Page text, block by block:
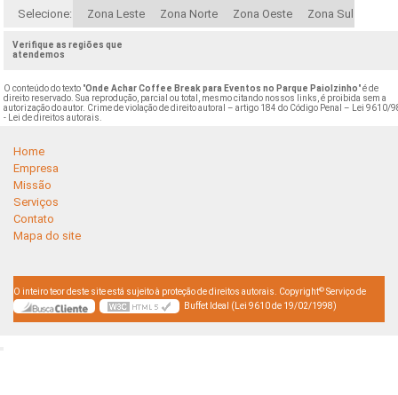
Selecione: Zona Leste Zona Norte Zona Oeste Zona Sul
Verifique as regiões que
atendemos
O conteúdo do texto "Onde Achar Coffee Break para Eventos no Parque Paiolzinho" é de
direito reservado. Sua reprodução, parcial ou total, mesmo citando nossos links, é proibida sem a
autorização do autor. Crime de violação de direito autoral – artigo 184 do Código Penal –
Lei 9610/
- Lei de direitos autorais
Home
Empresa
Missão
Serviços
Contato
Mapa do site
O inteiro teor deste site está sujeito à proteção de direitos autorais. Copyright© Serviço de
Buffet Ideal (Lei 9610 de 19/02/1998)